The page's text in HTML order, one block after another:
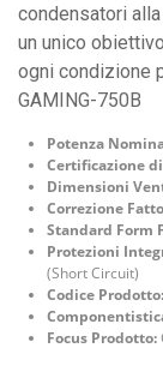
condensatori
un unico
ogni condizione
GAMING-750B
Potenza
Certificazione
Dimensioni
Correzione
Standard Form
Protezioni
(Short Circuit)
Codice Prodotto:
Focus Prodotto: